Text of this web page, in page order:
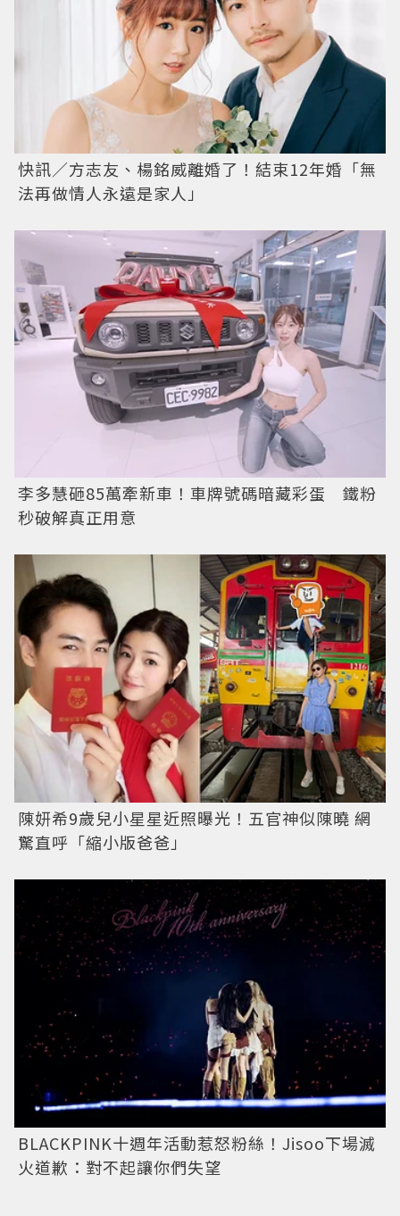
快訊／方志友、楊銘威離婚了！結束12年婚「無
法再做情人永遠是家人」
李多慧砸85萬牽新車！車牌號碼暗藏彩蛋 鐵粉
秒破解真正用意
陳妍希9歲兒小星星近照曝光！五官神似陳曉 網
驚直呼「縮小版爸爸」
BLACKPINK十週年活動惹怒粉絲！Jisoo下場滅
火道歉：對不起讓你們失望